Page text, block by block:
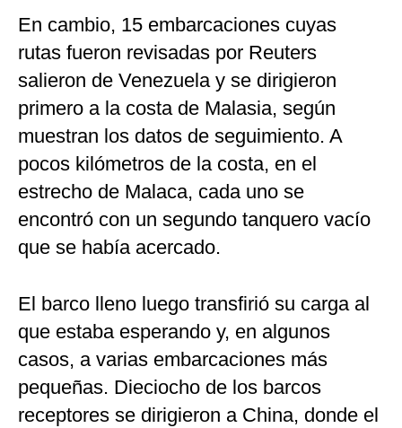
En cambio, 15 embarcaciones cuyas
rutas fueron revisadas por Reuters
salieron de Venezuela y se dirigieron
primero a la costa de Malasia, según
muestran los datos de seguimiento. A
pocos kilómetros de la costa, en el
estrecho de Malaca, cada uno se
encontró con un segundo tanquero vacío
que se había acercado.
El barco lleno luego transfirió su carga al
que estaba esperando y, en algunos
casos, a varias embarcaciones más
pequeñas. Dieciocho de los barcos
receptores se dirigieron a China, donde el